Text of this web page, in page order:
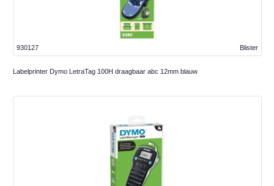
Blister
930127
Labelprinter Dymo LetraTag 100H draagbaar abc 12mm blauw